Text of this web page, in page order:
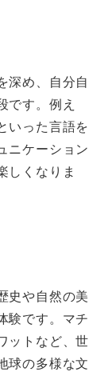
深め、自分自
です。例え
いった言語を
ニケーション
しくなりま
史や自然の美
験です。マチ
ットなど、世
球の多様な文